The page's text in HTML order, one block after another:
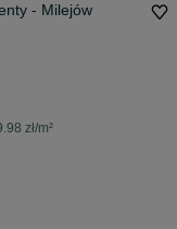
- Milejów
zł/m²